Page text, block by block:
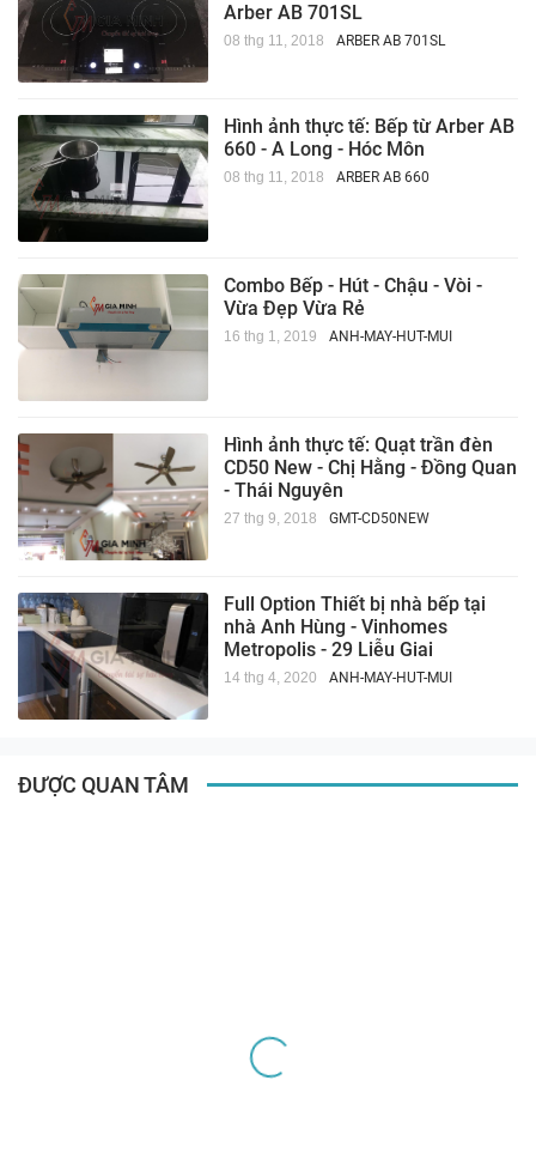
Arber AB 701SL
08 thg 11, 2018 ARBER AB 701SL
Hình ảnh thực tế: Bếp từ Arber AB
660 - A Long - Hóc Môn
08 thg 11, 2018 ARBER AB 660
Combo Bếp - Hút - Chậu - Vòi -
Vừa Đẹp Vừa Rẻ
16 thg 1, 2019 ANH-MAY-HUT-MUI
Hình ảnh thực tế: Quạt trần đèn
CD50 New - Chị Hằng - Đồng Quan
- Thái Nguyên
27 thg 9, 2018 GMT-CD50NEW
Full Option Thiết bị nhà bếp tại
nhà Anh Hùng - Vinhomes
Metropolis - 29 Liễu Giai
14 thg 4, 2020 ANH-MAY-HUT-MUI
ĐƯỢC QUAN TÂM